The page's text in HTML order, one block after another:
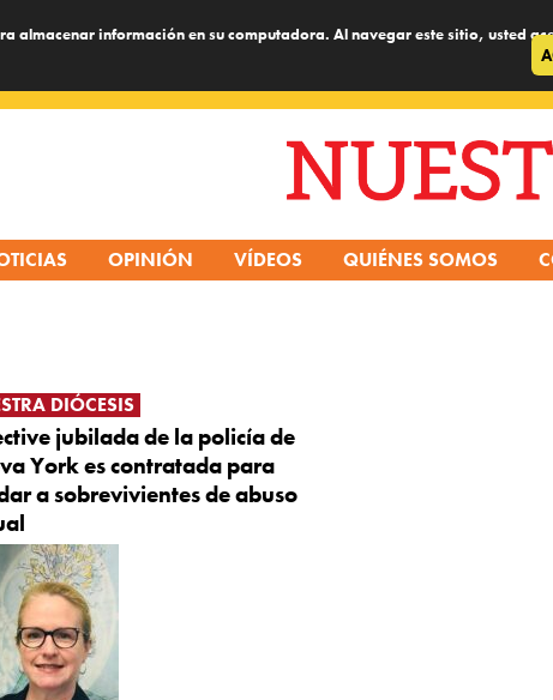
almacenar información en su computadora. Al navegar este sitio, usted
OPINIÓN VÍDEOS QUIÉNES SOMOS
DIÓCESIS
jubilada de la policía de
York es contratada para
a sobrevivientes de abuso